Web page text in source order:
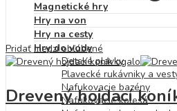
Magnetické hry
Hry na von
Hry na cesty
Hry do vody
Detské plavky
Plavecké rukávniky a
Nafukovacie bazény
Nafukovacie kolesá
Pridať medzi obľúbené
Drevený hojdací